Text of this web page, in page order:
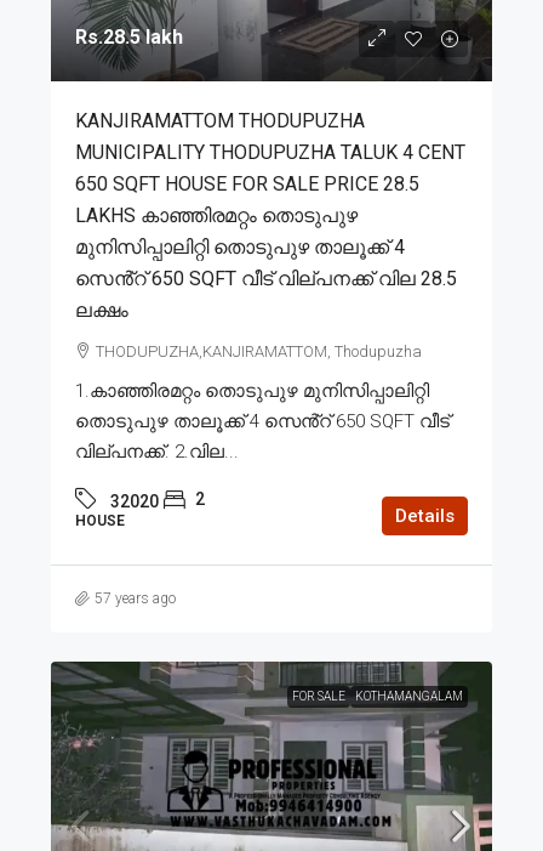
Rs.28.5 lakh
KANJIRAMATTOM THODUPUZHA
MUNICIPALITY THODUPUZHA TALUK 4 CENT
650 SQFT HOUSE FOR SALE PRICE 28.5
LAKHS കാഞ്ഞിരമറ്റം തൊടുപുഴ
മുനിസിപ്പാലിറ്റി തൊടുപുഴ താലൂക്ക് 4
സെൻ്റ് 650 SQFT വീട് വില്പനക്ക് വില 28.5
ലക്ഷം
THODUPUZHA,KANJIRAMATTOM, Thodupuzha
1.കാഞ്ഞിരമറ്റം തൊടുപുഴ മുനിസിപ്പാലിറ്റി
തൊടുപുഴ താലൂക്ക് 4 സെൻ്റ് 650 SQFT വീട്
വില്പനക്ക്. 2.വില...
32020 2
HOUSE Details
57 years ago
FOR SALE KOTHAMANGALAM